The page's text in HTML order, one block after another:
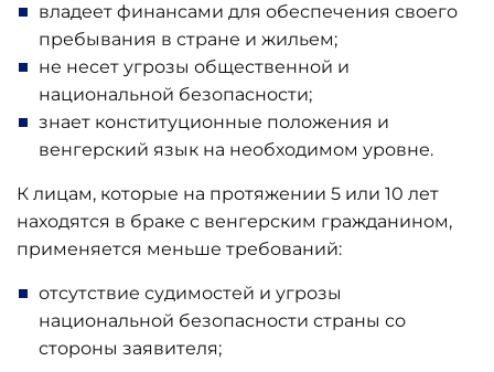
владеет финансами для обеспечения своего
пребывания в стране и жильем;
не несет угрозы общественной и
национальной безопасности;
знает конституционные положения и
венгерский язык на необходимом уровне.
К лицам, которые на протяжении 5 или 10 лет
находятся в браке с венгерским гражданином,
применяется меньше требований:
отсутствие судимостей и угрозы
национальной безопасности страны со
стороны заявителя;